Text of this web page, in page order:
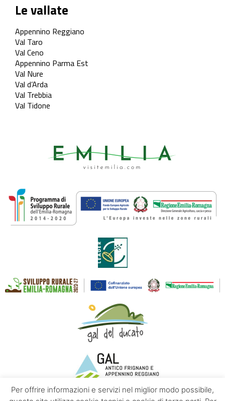
Le vallate
Appennino Reggiano
Val Taro
Val Ceno
Appennino Parma Est
Val Nure
Val d’Arda
Val Trebbia
Val Tidone
Per offrire informazioni e servizi nel miglior modo possibile,